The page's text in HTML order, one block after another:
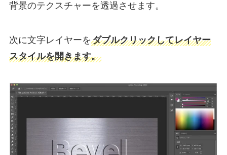
背景のテクスチャーを透過させます。
次に文字レイヤーをダブルクリックしてレイヤー
スタイルを開きます。